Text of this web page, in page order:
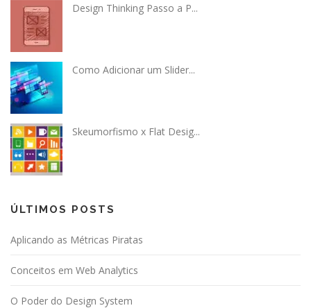
Design Thinking Passo a P...
Como Adicionar um Slider...
Skeumorfismo x Flat Desig...
ÚLTIMOS POSTS
Aplicando as Métricas Piratas
Conceitos em Web Analytics
O Poder do Design System